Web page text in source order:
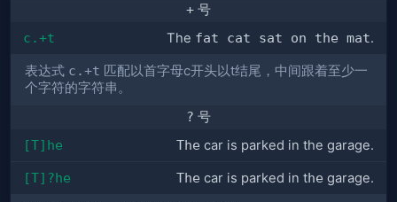
+ 号
c.+t The fat cat sat on the mat.
表达式 c.+t 匹配以首字母c开头以t结尾，中间跟着至少一
个字符的字符串。
? 号
[T]he The car is parked in the garage.
[T]?he The car is parked in the garage.